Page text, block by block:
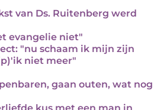
van Ds. Ruitenberg werd
evangelie niet"
"nu schaam ik mijn zijn
niet meer"
gaan outen, wat nog